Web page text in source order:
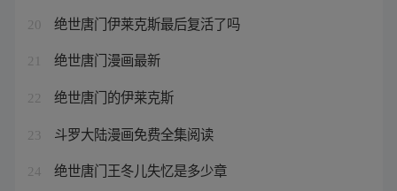
20 绝世唐门伊莱克斯最后复活了吗
21 绝世唐门漫画最新
22 绝世唐门的伊莱克斯
23 斗罗大陆漫画免费全集阅读
24 绝世唐门王冬儿失忆是多少章